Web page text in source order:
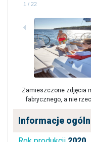
1 / 22
Zamieszczone zdjęcia
fabrycznego, a nie
Informacje